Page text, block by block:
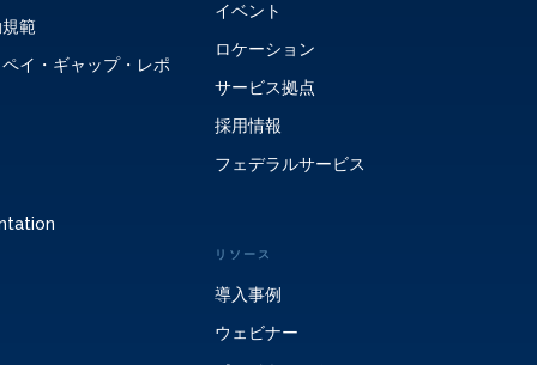
範
イ・ギャップ・レポ
イベント
ロケーション
サービス拠点
採用情報
フェデラルサービス
リソース
導入事例
ウェビナー